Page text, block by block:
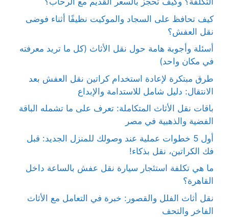
كيف تحافظ على السجاد والموكيت نظيفًا أثناء فوضى
نقل العفش؟
أسئلة وأجوبة هامة حول نقل الأثاث (كل ما تريد معرفته
في مكان واحد)
طرق مبتكرة لإعادة استخدام كراتين نقل العفش بعد
الانتقال: دليل شامل للاستدامة والإبداع
باقات نقل الأثاث المتكاملة: تعرف على ما تشمله الباقة
الفضية والذهبية في مصر
أول 5 خطوات عملية عند وصولك للمنزل الجديد: قبل
فك الكراتين، نقل بذكاء!
ما هي تكلفة استئجار سيارة نقل عفش بالساعة داخل
القاهرة؟
نقل أثاث الفلل والقصور: خبرة في التعامل مع الأثاث
الفاخر والتحف